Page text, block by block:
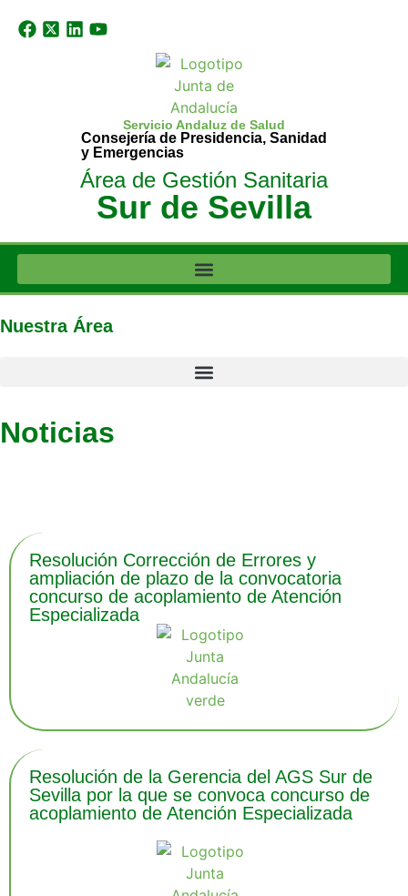
Servicio Andaluz de Salud
Consejería de Presidencia, Sanidad
y Emergencias
Área de Gestión Sanitaria
Sur de Sevilla
Nuestra Área
Noticias
Resolución Corrección de Errores y
ampliación de plazo de la convocatoria
concurso de acoplamiento de Atención
Especializada
Resolución de la Gerencia del AGS Sur de
Sevilla por la que se convoca concurso de
acoplamiento de Atención Especializada